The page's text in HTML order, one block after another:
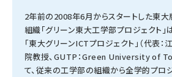
2年前の2008年6月からスタートした東大
組織「グリーン東大工学部プロジェクト」
「東大グリーンICTプロジェクト」（代
院教授、GUTP：Green University of
て、従来の工学部の組織から全学的プロ